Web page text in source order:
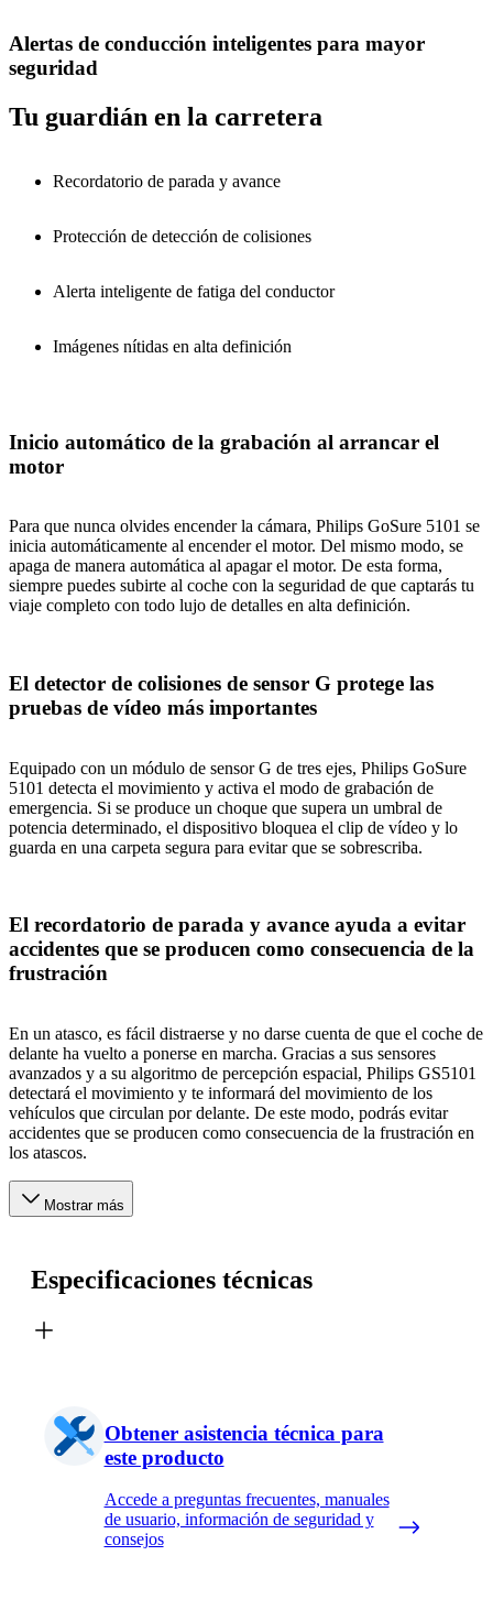
Alertas de conducción inteligentes para mayor
seguridad
Tu guardián en la carretera
Recordatorio de parada y avance
Protección de detección de colisiones
Alerta inteligente de fatiga del conductor
Imágenes nítidas en alta definición
Inicio automático de la grabación al arrancar el
motor
Para que nunca olvides encender la cámara, Philips GoSure 5101 se
inicia automáticamente al encender el motor. Del mismo modo, se
apaga de manera automática al apagar el motor. De esta forma,
siempre puedes subirte al coche con la seguridad de que captarás tu
viaje completo con todo lujo de detalles en alta definición.
El detector de colisiones de sensor G protege las
pruebas de vídeo más importantes
Equipado con un módulo de sensor G de tres ejes, Philips GoSure
5101 detecta el movimiento y activa el modo de grabación de
emergencia. Si se produce un choque que supera un umbral de
potencia determinado, el dispositivo bloquea el clip de vídeo y lo
guarda en una carpeta segura para evitar que se sobrescriba.
El recordatorio de parada y avance ayuda a evitar
accidentes que se producen como consecuencia de la
frustración
En un atasco, es fácil distraerse y no darse cuenta de que el coche de
delante ha vuelto a ponerse en marcha. Gracias a sus sensores
avanzados y a su algoritmo de percepción espacial, Philips GS5101
detectará el movimiento y te informará del movimiento de los
vehículos que circulan por delante. De este modo, podrás evitar
accidentes que se producen como consecuencia de la frustración en
los atascos.
Mostrar más
Especificaciones técnicas
Obtener asistencia técnica para
este producto
Accede a preguntas frecuentes, manuales
de usuario, información de seguridad y
consejos